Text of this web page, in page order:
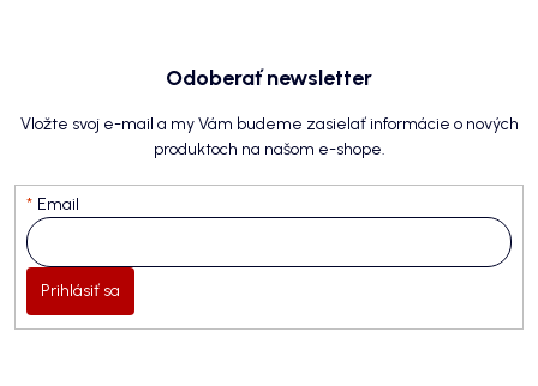
Odoberať newsletter
Vložte svoj e-mail a my Vám budeme zasielať informácie o nových
produktoch na našom e-shope.
Email
Prihlásiť sa